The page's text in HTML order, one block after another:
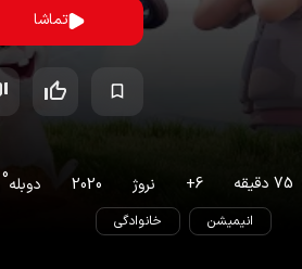
تماشا
75 دقیقه 6
+ نروژ 2020 دوبله0
انیمیشن خانوادگی